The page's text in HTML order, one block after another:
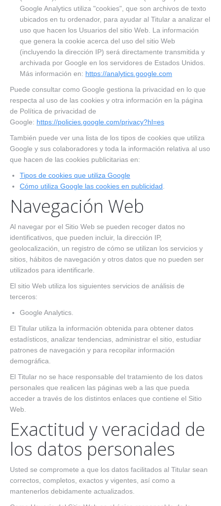
Google Analytics utiliza "cookies", que son archivos de texto
ubicados en tu ordenador, para ayudar al Titular a analizar el
uso que hacen los Usuarios del sitio Web. La información
que genera la cookie acerca del uso del sitio Web
(incluyendo la dirección IP) será directamente transmitida y
archivada por Google en los servidores de Estados Unidos.
Más información en: https://analytics.google.com
Puede consultar como Google gestiona la privacidad en lo que
respecta al uso de las cookies y otra información en la página
de Política de privacidad de
Google: https://policies.google.com/privacy?hl=es
También puede ver una lista de los tipos de cookies que utiliza
Google y sus colaboradores y toda la información relativa al uso
que hacen de las cookies publicitarias en:
Tipos de cookies que utiliza Google
Cómo utiliza Google las cookies en publicidad
Navegación Web
Al navegar por el Sitio Web se pueden recoger datos no
identificativos, que pueden incluir, la dirección IP,
geolocalización, un registro de cómo se utilizan los servicios y
sitios, hábitos de navegación y otros datos que no pueden ser
utilizados para identificarle.
El sitio Web utiliza los siguientes servicios de análisis de
terceros:
Google Analytics.
El Titular utiliza la información obtenida para obtener datos
estadísticos, analizar tendencias, administrar el sitio, estudiar
patrones de navegación y para recopilar información
demográfica.
El Titular no se hace responsable del tratamiento de los datos
personales que realicen las páginas web a las que pueda
acceder a través de los distintos enlaces que contiene el Sitio
Web.
Exactitud y veracidad de
los datos personales
Usted se compromete a que los datos facilitados al Titular sean
correctos, completos, exactos y vigentes, así como a
mantenerlos debidamente actualizados.